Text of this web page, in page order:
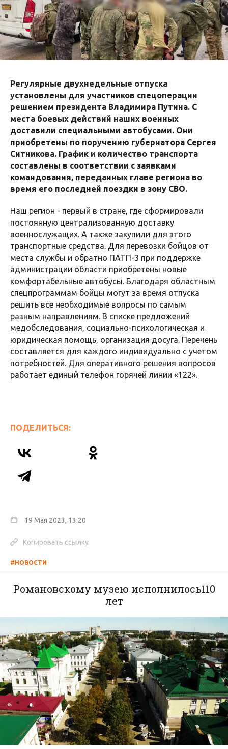
Регулярные двухнедельные отпуска
установлены для участников спецоперации
решением президента Владимира Путина. С
места боевых действий наших военных
доставили специальными автобусами. Они
приобретены по поручению губернатора Сергея
Ситникова. График и количество транспорта
составлены в соответствии с заявками
командования, переданных главе региона во
время его последней поездки в зону СВО.
Наш регион - первый в стране, где сформировали
постоянную централизованную доставку
военнослужащих. А также закупили для этого
транспортные средства. Для перевозки бойцов от
места службы и обратно ПАТП-3 при поддержке
администрации области приобретены новые
комфортабельные автобусы. Благодаря областным
спецпрограммам бойцы могут за время отпуска
решить все необходимые вопросы по самым
разным направлениям. В списке предложений
медобследования, социально-психологическая и
юридическая помощь, организация досуга. Перечень
составляется для каждого индивидуально с учетом
потребностей. Для оперативного решения вопросов
работает единый телефон горячей линии «122».
ПОДЕЛИТЬСЯ:
19 Мая 2023, 13:20
Копировать ссылку
#НОВОСТИ
Романовскому музею исполнилось110
лет